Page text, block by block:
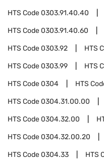
HTS Code0303.91.40.40
HTS Code0303.91.40.60
HTS Code0303.92 HTS
HTS Code0303.99 HTS
HTS Code0304 HTS
HTS Code0304.31.00.00
HTS Code0304.32.00
HTS Code0304.32.00.20
HTS Code0304.33 HTS